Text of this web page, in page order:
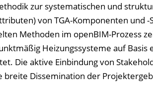
zur systematischen und
von TGA-Komponenten und
Methoden im openBIM-Prozess
Heizungssysteme auf Basis
Die aktive Einbindung von
Dissemination der